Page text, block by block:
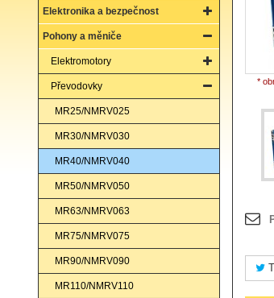
Elektronika a bezpečnost
Pohony a měniče
Elektromotory
Převodovky
MR25/NMRV025
MR30/NMRV030
MR40/NMRV040
MR50/NMRV050
MR63/NMRV063
MR75/NMRV075
MR90/NMRV090
MR110/NMRV110
*